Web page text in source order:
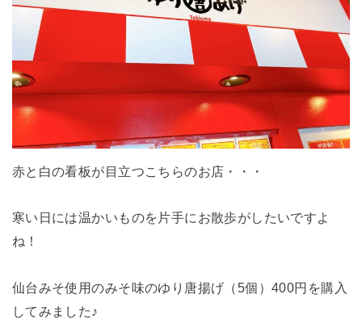
赤と白の看板が目立つこちらのお店・・・
寒い日には温かいものを片手にお散歩がしたいですよ
ね！
仙台みそ使用のみそ味のゆり唐揚げ（5個）400円を購入
してみました♪